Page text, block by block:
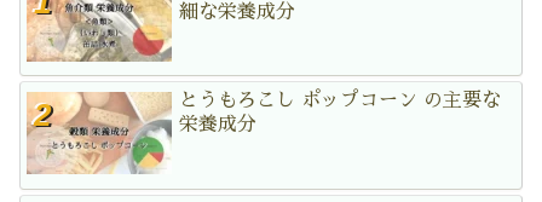
細な栄養成分
とうもろこし ポップコーン の主要な
栄養成分